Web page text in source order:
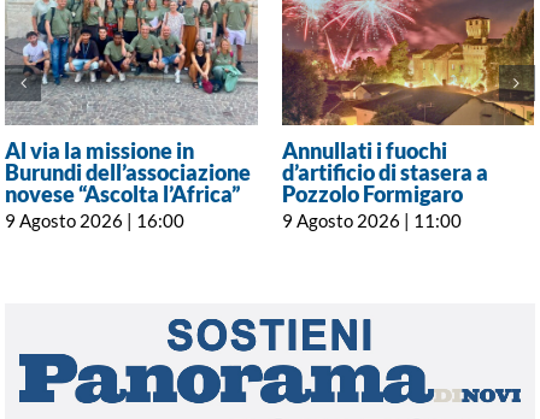
Al via la missione in
Burundi dell’associazione
novese “Ascolta l’Africa”
9 Agosto 2026 | 16:00
Annullati i fuochi
d’artificio di stasera a
Pozzolo Formigaro
9 Agosto 2026 | 11:00